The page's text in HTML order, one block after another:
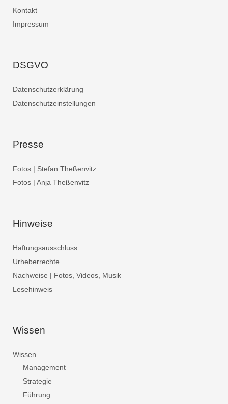
Kontakt
Impressum
DSGVO
Datenschutzerklärung
Datenschutzeinstellungen
Presse
Fotos | Stefan Theßenvitz
Fotos | Anja Theßenvitz
Hinweise
Haftungsausschluss
Urheberrechte
Nachweise | Fotos, Videos, Musik
Lesehinweis
Wissen
Wissen
Management
Strategie
Führung